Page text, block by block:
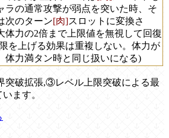
ラの通常攻撃が弱点を突いた時、そ
次のターン[肉]スロットに変換さ
体力の2倍まで上限値を無視して回復
を上げる効果は重複しない。体力が
体力満タン時と同じ扱いになる)
破拡張,③レベル上限突破による最
ます。